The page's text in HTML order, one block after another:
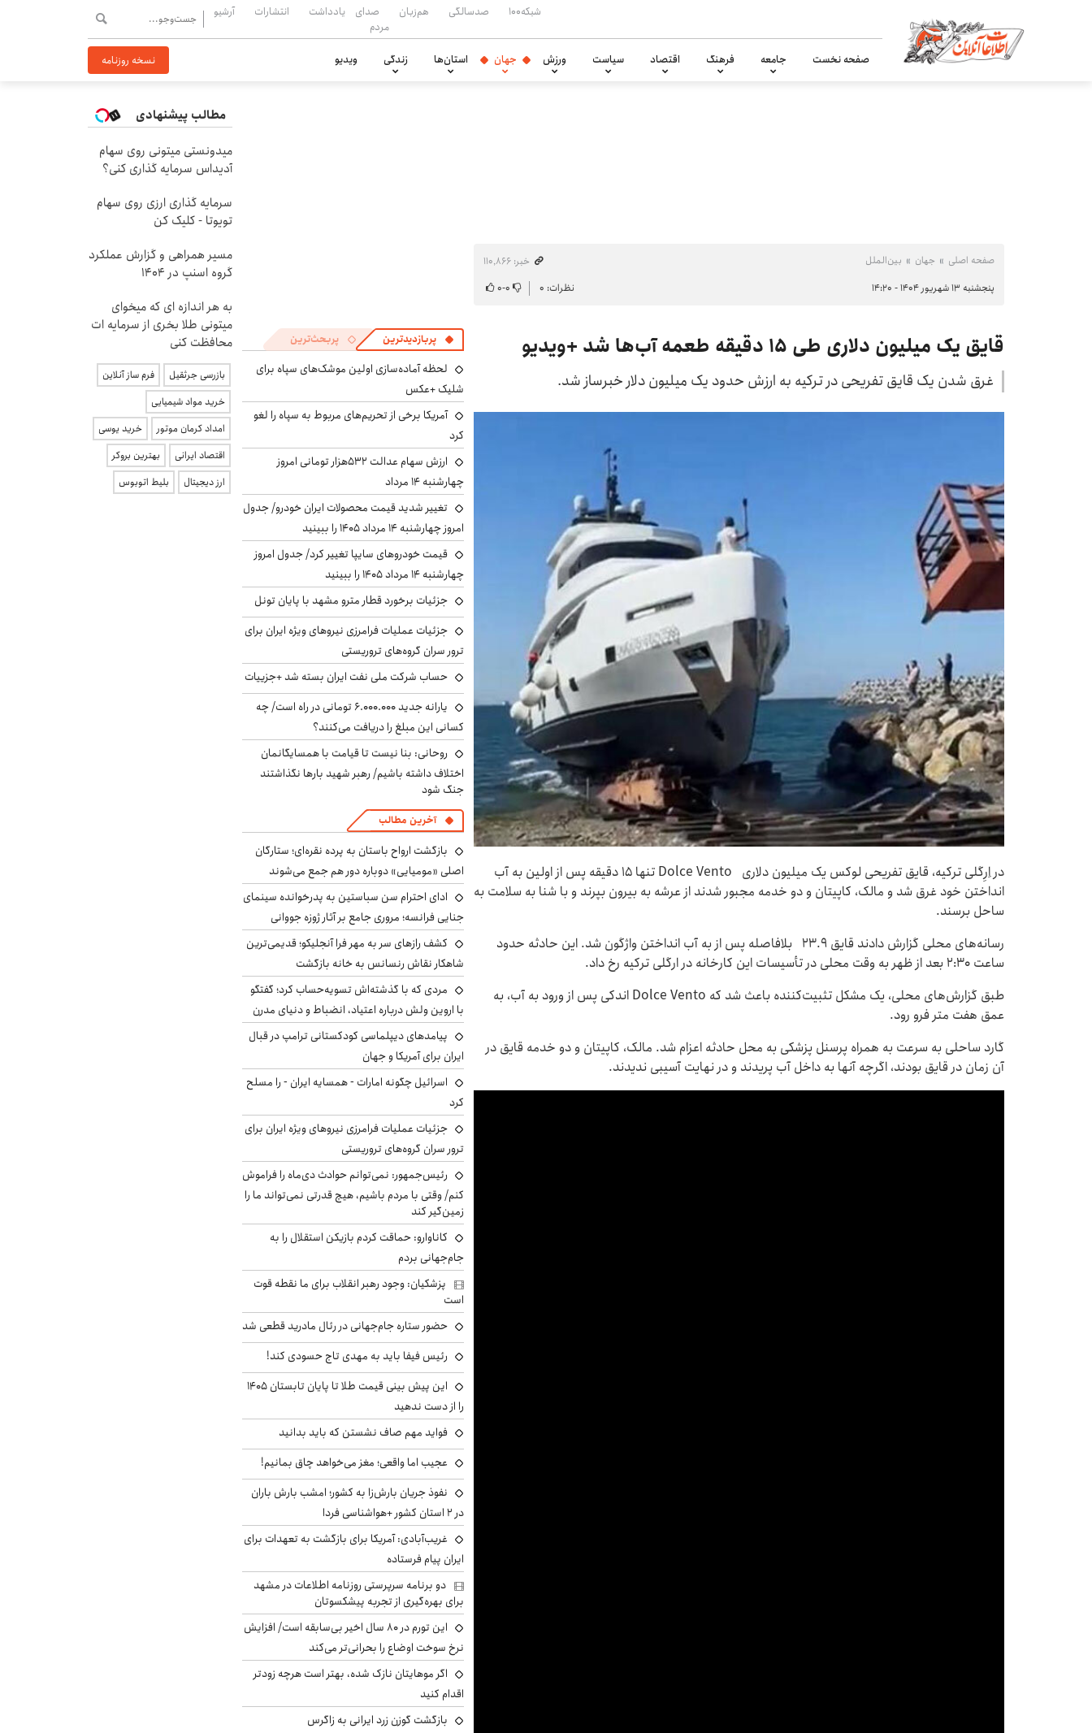
شبکه۱۰۰ صدسالگی هم‌زبان
صدای
مردم
یادداشت انتشارات آرشیو
صفحه نخست جامعه فرهنگ اقتصاد سیاست ورزش جهان استان‌ها زندگی ویدیو نسخه روزنامه
صفحه اصلی جهان بین‌الملل
خبر: ۱۱۰٬۸۶۶
پنجشنبه ۱۳ شهریور ۱۴۰۴ - ۱۴:۲۰
نظرات: ۰ ۰-۰
قایق یک میلیون دلاری طی ۱۵ دقیقه طعمه آب‌ها شد +ویدیو
غرق شدن یک قایق تفریحی در ترکیه به ارزش حدود یک میلیون دلار خبرساز شد.
در اِرِگلی ترکیه، قایق تفریحی لوکس یک میلیون دلاری Dolce Vento تنها ۱۵ دقیقه پس از اولین به آب
انداختن خود غرق شد و مالک، کاپیتان و دو خدمه مجبور شدند از عرشه به بیرون بپرند و با شنا به سلامت به
ساحل برسند.
رسانه‌های محلی گزارش دادند قایق ۲۳.۹ بلافاصله پس از به آب انداختن واژگون شد. این حادثه حدود
ساعت ۲:۳۰ بعد از ظهر به وقت محلی در تأسیسات این کارخانه در ارگلی ترکیه رخ داد.
طبق گزارش‌های محلی، یک مشکل تثبیت‌کننده باعث شد که Dolce Vento اندکی پس از ورود به آب، به
عمق هفت متر فرو رود.
گارد ساحلی به سرعت به همراه پرسنل پزشکی به محل حادثه اعزام شد. مالک، کاپیتان و دو خدمه قایق در
آن زمان در قایق بودند، اگرچه آنها به داخل آب پریدند و در نهایت آسیبی ندیدند.
پربازدیدترین پربحث‌ترین
لحظه آماده‌سازی اولین موشک‌های سپاه برای
شلیک +عکس
آمریکا برخی از تحریم‌های مربوط به سپاه را لغو
کرد
ارزش سهام عدالت ۵۳۲هزار تومانی امروز
چهارشنبه ۱۴ مرداد
تغییر شدید قیمت محصولات ایران خودرو/ جدول
امروز چهارشنبه ۱۴ مرداد ۱۴۰۵ را ببینید
قیمت خودروهای سایپا تغییر کرد/ جدول امروز
چهارشنبه ۱۴ مرداد ۱۴۰۵ را ببینید
جزئیات برخورد قطار مترو مشهد با پایان تونل
جزئیات عملیات فرامرزی نیروهای ویژه ایران برای
ترور سران گروه‌های تروریستی
حساب‌ شرکت ملی نفت ایران بسته شد +جزییات
یارانه جدید ۶.۰۰۰.۰۰۰ تومانی در راه است/ چه
کسانی این مبلغ را دریافت می‌کنند؟
روحانی: بنا نیست تا قیامت با همسایگانمان
اختلاف داشته باشیم/ رهبر شهید بارها نگذاشتند
جنگ شود
آخرین مطالب
بازگشت ارواح باستان به پرده نقره‌ای؛ ستارگان
اصلی «مومیایی» دوباره دور هم جمع می‌شوند
ادای احترام سن سباستین به پدرخوانده سینمای
جنایی فرانسه؛ مروری جامع بر آثار ژوزه جووانی
کشف رازهای سر به مهر فرا آنجلیکو؛ قدیمی‌ترین
شاهکار نقاش رنسانس به خانه بازگشت
مردی که با گذشته‌اش تسویه‌حساب کرد؛ گفتگو
با اروین ولش درباره اعتیاد، انضباط و دنیای مدرن
پیامدهای دیپلماسی کودکستانی ترامپ در قبال
ایران برای آمریکا و جهان
اسرائیل چگونه امارات - همسایه ایران - را مسلح
کرد
جزئیات عملیات فرامرزی نیروهای ویژه ایران برای
ترور سران گروه‌های تروریستی
رئیس‌جمهور: نمی‌توانم حوادث دی‌ماه را فراموش
کنم/ وقتی با مردم باشیم، هیچ قدرتی نمی‌تواند ما را
زمین‌گیر کند
کاناوارو: حماقت کردم بازیکن استقلال را به
جام‌جهانی بردم
پزشکیان: وجود رهبر انقلاب برای ما نقطه قوت
است
حضور ستاره جام‌جهانی در رئال مادرید قطعی شد
رئیس فیفا باید به مهدی تاج حسودی کند!
این پیش بینی قیمت طلا تا پایان تابستان ۱۴۰۵
را از دست ندهید
فواید مهم صاف نشستن که باید بدانید
عجیب اما واقعی؛ مغز می‌خواهد چاق بمانیم!
نفوذ جریان بارش‌زا به کشور؛ امشب بارش باران
در ۲ استان کشور +هواشناسی فردا
غریب‌آبادی: آمریکا برای بازگشت به تعهدات برای
ایران پیام فرستاده
دو برنامه سرپرستی روزنامه اطلاعات در مشهد
برای بهره‌گیری از تجربه پیشکسوتان
این تورم در ۸۰ سال اخیر بی‌سابقه است/ افزایش
نرخ سوخت اوضاع را بحرانی‌تر می‌کند
اگر موهایتان نازک شده، بهتر است هرچه زودتر
اقدام کنید
بازگشت گوزن زرد ایرانی به زاگرس
مطالب پیشنهادی
میدونستی میتونی روی سهام
آدیداس سرمایه گذاری کنی؟
سرمایه گذاری ارزی روی سهام
تویوتا - کلیک کن
مسیر همراهی و گزارش عملکرد
گروه اسنپ در ۱۴۰۴
به هر اندازه ای که میخوای
میتونی طلا بخری از سرمایه ات
محافظت کنی
بازرسی جرثقیل
فرم ساز آنلاین
خرید مواد شیمیایی
امداد کرمان موتور
خرید یوسی
اقتصاد ایرانی
بهترین بروکر
ارز دیجیتال
بلیط اتوبوس